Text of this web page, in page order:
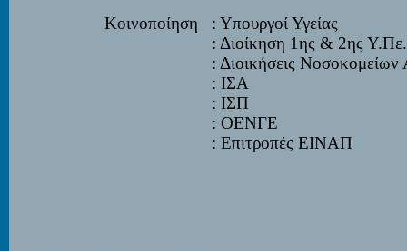
Κοινοποίηση
: Υπουργοί Υγείας
: Διοίκηση 1ης & 2ης Υ.Πε.
: Διοικήσεις Νοσοκομείων
: ΙΣΑ
: ΙΣΠ
: ΟΕΝΓΕ
: Επιτροπές ΕΙΝΑΠ